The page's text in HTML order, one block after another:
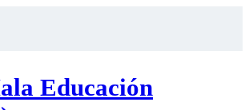
Educación